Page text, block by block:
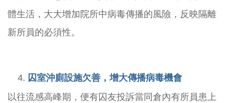
體生活，大大增加院所中病毒傳播的風險，反映隔離
新所員的必須性。
囚室沖廁設施欠善，增大傳播病毒機會
以往流感高峰期，便有囚友投訴當同倉內有所員患上